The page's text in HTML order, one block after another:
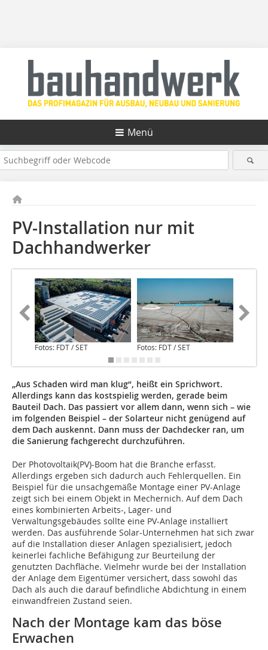
Menü
PV-Installation nur mit
Dachhandwerker
Fotos: FDT / SET Fotos: FDT / SET
„Aus Schaden wird man klug“, heißt ein Sprichwort.
Allerdings kann das kostspielig werden, gerade beim
Bauteil Dach. Das passiert vor allem dann, wenn sich – wie
im folgenden Beispiel – der Solarteur nicht genügend auf
dem Dach auskennt. Dann muss der Dachdecker ran, um
die Sanierung fachgerecht durchzuführen.
Der Photovoltaik(PV)-Boom hat die Branche erfasst.
Allerdings ergeben sich dadurch auch Fehlerquellen. Ein
Beispiel für die unsachgemäße Montage einer PV-Anlage
zeigt sich bei einem Objekt in Mechernich. Auf dem Dach
eines kombinierten Arbeits-, Lager- und
Verwaltungsgebäudes sollte eine PV-Anlage installiert
werden. Das ausführende Solar-Unternehmen hat sich zwar
auf die Installation dieser Anlagen spezialisiert, jedoch
keinerlei fachliche Befähigung zur Beurteilung der
genutzten Dachfläche. Vielmehr wurde bei der Installation
der Anlage dem Eigentümer ver­sichert, dass sowohl das
Dach als auch die darauf befindliche Abdichtung in einem
ein­wand­freien Zustand seien.
Nach der Montage kam das böse
Erwachen